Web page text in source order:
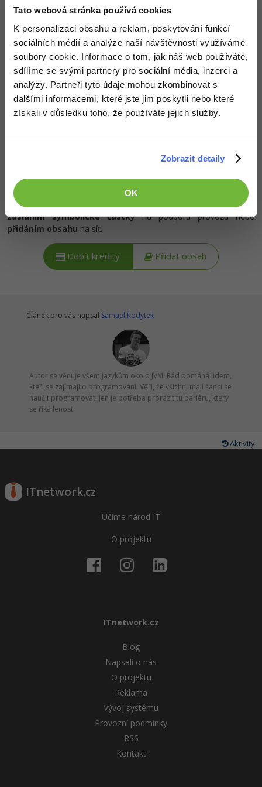
Tato webová stránka používá cookies
K personalizaci obsahu a reklam, poskytování funkcí
sociálních médií a analýze naší návštěvnosti využíváme
soubory cookie. Informace o tom, jak náš web používáte,
sdílíme se svými partnery pro sociální média, inzerci a
analýzy. Partneři tyto údaje mohou zkombinovat s
dalšími informacemi, které jste jim poskytli nebo které
získali v důsledku toho, že používáte jejich služby.
Zobrazit detaily
OK
Marketing -30%
WordPress
SEO -30%
Google Dokumenty
Time management
Linux
Kybernetická bezpečnost
Elektronický podpis
Adobe Illustrator -80%
Adobe Lightroom -30%
Adobe XD -15%
Adobe InDesign -25%
Inkscape
Fotografování
Video
Ostatní
Kariéra
Pro firmy
Popis článku
Požadovaný článek má následující obsah:
Řešené programátorské úlohy v Kotlinu na téma
řazené dle obtížnosti s řešením ke stažení.
Kredity získáš, když
. To můžeš udělat buď
zasláním symbolické částkyna podporu provozu nebo
přidáním obsahu na síť.
Dobít kredity Přidat obsah
Článek pro vás napsal Samuel Kodytek
Autor se věnuje všem jazykům okolo JVM. Rád pomáhá lidem,
kteří se zajímají o programování. Věří, že všichni mají šanci se
naučit programovat, jen je potřeba prorazit tu bariéru, který
se říká lenost.
Aktivity
ITnetwork.cz
Učíme národ IT
O projektu
ITnetwork.cz
Blog
Napsali o nás
O projektu
Reklama
Vývoj systému
Provozní podmínky
RSS
Kontakt